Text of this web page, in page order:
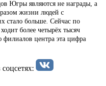
Югры являются не награды, а
жизни людей с
стало больше. Сейчас по
более четырёх тысяч
центра эта цифра